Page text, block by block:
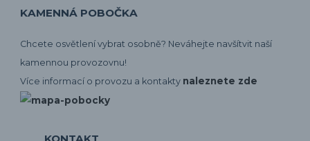
KAMENNÁ POBOČKA
Chcete osvětlení vybrat osobně? Neváhejte navšítvit naší
kamennou provozovnu!
Více informací o provozu a kontakty naleznete zde
KONTAKT